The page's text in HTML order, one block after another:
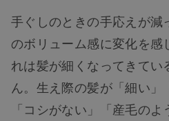
手ぐしのときの手応えが減
のボリューム感に変化を感
れは髪が細くなってきてい
ん。生え際の髪が「細い」
「コシがない」「産毛の